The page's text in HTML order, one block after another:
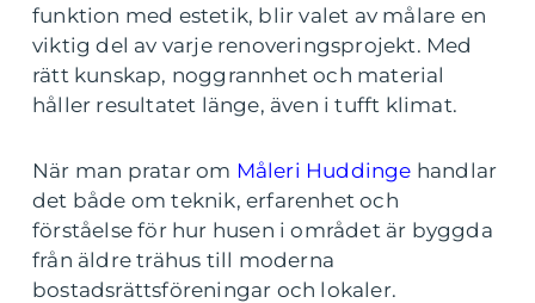
funktion med estetik, blir valet av målare en
viktig del av varje renoveringsprojekt. Med
rätt kunskap, noggrannhet och material
håller resultatet länge, även i tufft klimat.
När man pratar om Måleri Huddinge handlar
det både om teknik, erfarenhet och
förståelse för hur husen i området är byggda
från äldre trähus till moderna
bostadsrättsföreningar och lokaler.